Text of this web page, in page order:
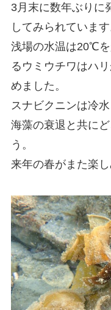
3月末に数年ぶりに
してみられています
浅場の水温は20℃
るウミウチワはハ
めました。
スナビクニンは冷水
海藻の衰退と共に
う。
来年の春がまた楽し